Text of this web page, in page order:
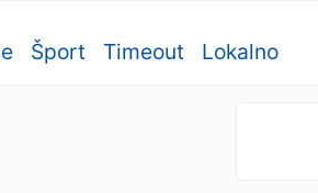
Šport Timeout Lokalno